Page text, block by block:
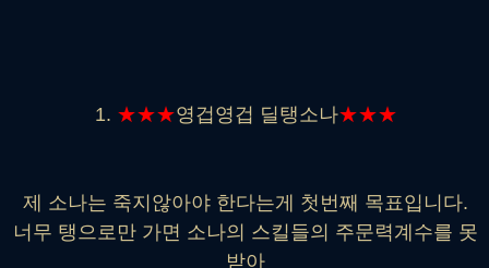
1. ★★★영겁영겁 딜탱소나★★★
제 소나는 죽지않아야 한다는게 첫번째 목표입니다.
너무 탱으로만 가면 소나의 스킬들의 주문력계수를 못
받아